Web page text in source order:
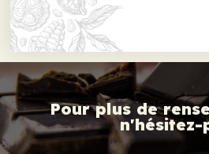
Pour plus de
n'hésitez-